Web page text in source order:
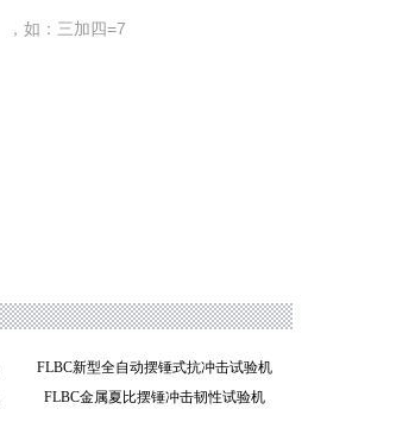
，如：三加四=7
FLBC新型全自动摆锤式抗冲击试验机
FLBC金属夏比摆锤冲击韧性试验机